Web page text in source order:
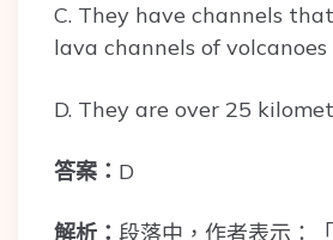
C. They have channels
lava channels of
D. They are over 25
答案： D
解析： 段落中，作者表示：